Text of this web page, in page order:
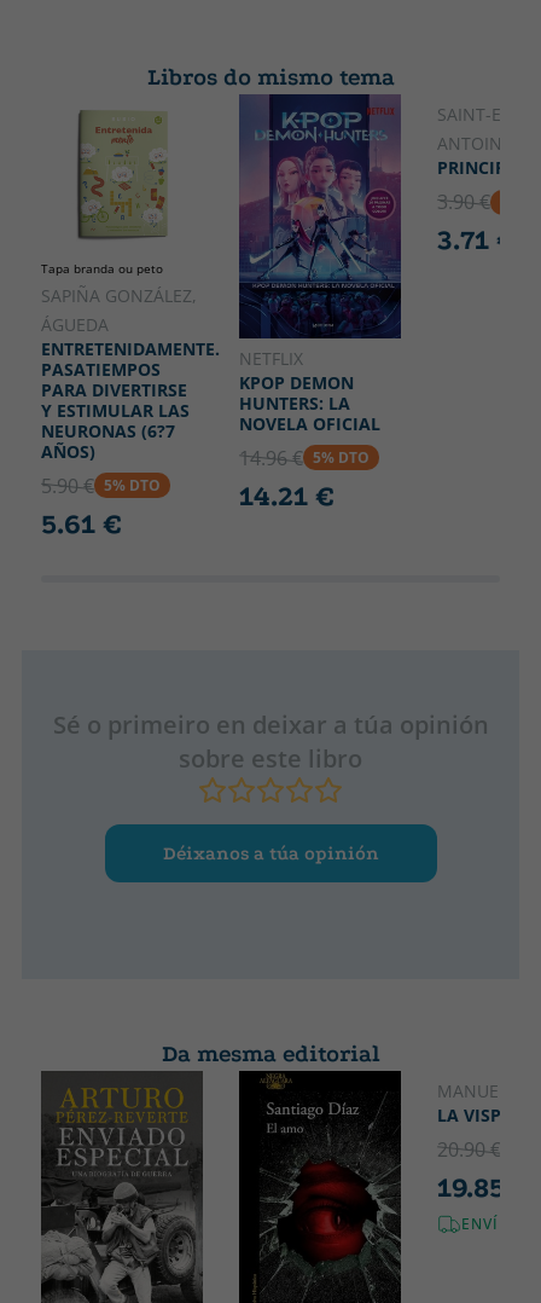
Libros do mismo tema
Tapa branda ou peto
SAPIÑA GONZÁLEZ,
ÁGUEDA
ENTRETENIDAMENTE.
PASATIEMPOS
PARA DIVERTIRSE
Y ESTIMULAR LAS
NEURONAS (6?7
AÑOS)
5.90 € 5% DTO
5.61 €
NETFLIX
KPOP DEMON
HUNTERS: LA
NOVELA OFICIAL
14.96 € 5% DTO
14.21 €
SAINT-
ANTOINE DE
3.90 €
3.71 €
Sé o primeiro en deixar a túa opinión
sobre este libro
Déixanos a túa opinión
Da mesma editorial
MANUEL
LA VISPERA
20.90 €
19.85 €
ENVÍO